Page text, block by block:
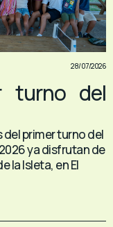
28/07/2026
turno del
primer turno del
ya disfrutan de
la Isleta, en El